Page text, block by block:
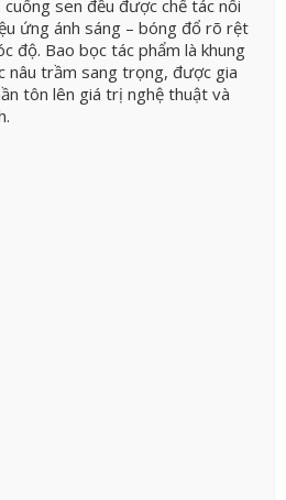
sen đều được chế tác nổi
ứng ánh sáng – bóng đổ rõ rệt
độ. Bao bọc tác phẩm là khung
nâu trầm sang trọng, được gia
tôn lên giá trị nghệ thuật và